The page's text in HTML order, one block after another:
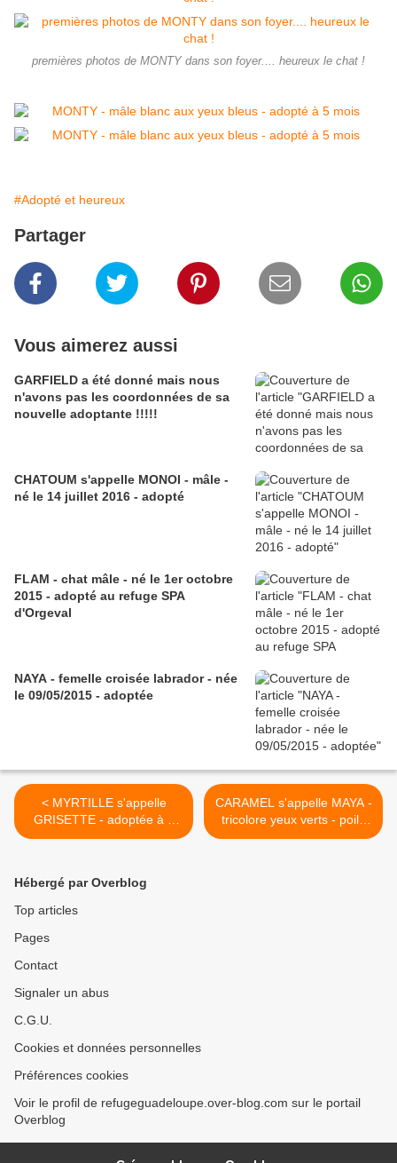
premières photos de MONTY dans son foyer.... heureux le chat !
#Adopté et heureux
Partager
Vous aimerez aussi
GARFIELD a été donné mais nous
n'avons pas les coordonnées de sa
nouvelle adoptante !!!!!
CHATOUM s'appelle MONOI - mâle -
né le 14 juillet 2016 - adopté
FLAM - chat mâle - né le 1er octobre
2015 - adopté au refuge SPA
d'Orgeval
NAYA - femelle croisée labrador - née
le 09/05/2015 - adoptée
< MYRTILLE s'appelle
GRISETTE - adoptée à 2
mois
CARAMEL s'appelle MAYA -
tricolore yeux verts - poils
mi longs - 1 an et demi -
Hébergé par Overblog
Top articles
Pages
Contact
Signaler un abus
C.G.U.
Cookies et données personnelles
Préférences cookies
Voir le profil de refugeguadeloupe.over-blog.com sur le portail
Overblog